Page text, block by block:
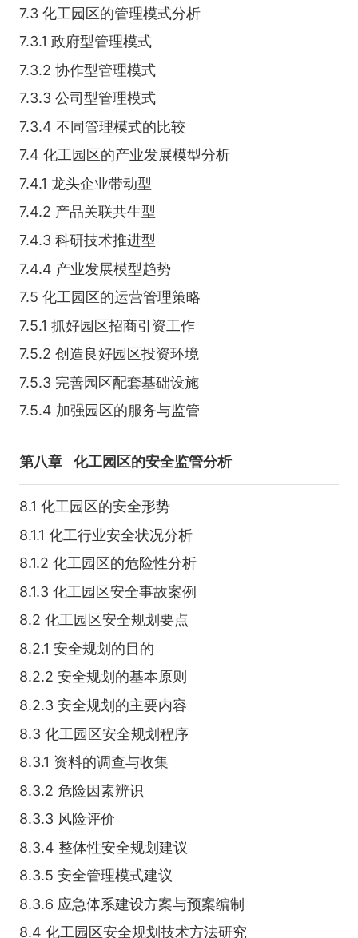
7.3 化工园区的管理模式分析
7.3.1 政府型管理模式
7.3.2 协作型管理模式
7.3.3 公司型管理模式
7.3.4 不同管理模式的比较
7.4 化工园区的产业发展模型分析
7.4.1 龙头企业带动型
7.4.2 产品关联共生型
7.4.3 科研技术推进型
7.4.4 产业发展模型趋势
7.5 化工园区的运营管理策略
7.5.1 抓好园区招商引资工作
7.5.2 创造良好园区投资环境
7.5.3 完善园区配套基础设施
7.5.4 加强园区的服务与监管
第八章 化工园区的安全监管分析
8.1 化工园区的安全形势
8.1.1 化工行业安全状况分析
8.1.2 化工园区的危险性分析
8.1.3 化工园区安全事故案例
8.2 化工园区安全规划要点
8.2.1 安全规划的目的
8.2.2 安全规划的基本原则
8.2.3 安全规划的主要内容
8.3 化工园区安全规划程序
8.3.1 资料的调查与收集
8.3.2 危险因素辨识
8.3.3 风险评价
8.3.4 整体性安全规划建议
8.3.5 安全管理模式建议
8.3.6 应急体系建设方案与预案编制
8.4 化工园区安全规划技术方法研究